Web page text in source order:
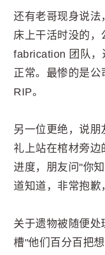
还有老哥现身说法
床上干活时没的
fabrication 团队，
正常。最惨的是公
RIP。
另一位更绝，说
礼上站在棺材旁边
进度，朋友问"你
道知道，非常抱歉
关于遗物被随便
槽"他们百分百把